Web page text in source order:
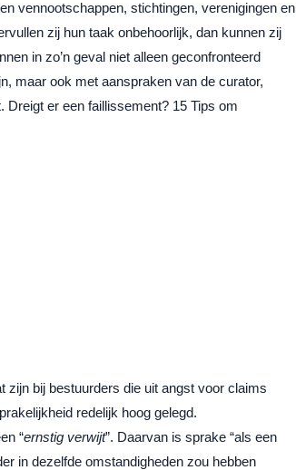
vennootschappen, stichtingen, verenigingen en
zij hun taak onbehoorlijk, dan kunnen zij
in zo’n geval niet alleen geconfronteerd
maar ook met aanspraken van de curator,
Dreigt er een faillissement? 15 Tips om
zijn bij bestuurders die uit angst voor claims
redelijk hoog gelegd.
“ernstig verwijt”. Daarvan is sprake “als een
in dezelfde omstandigheden zou hebben